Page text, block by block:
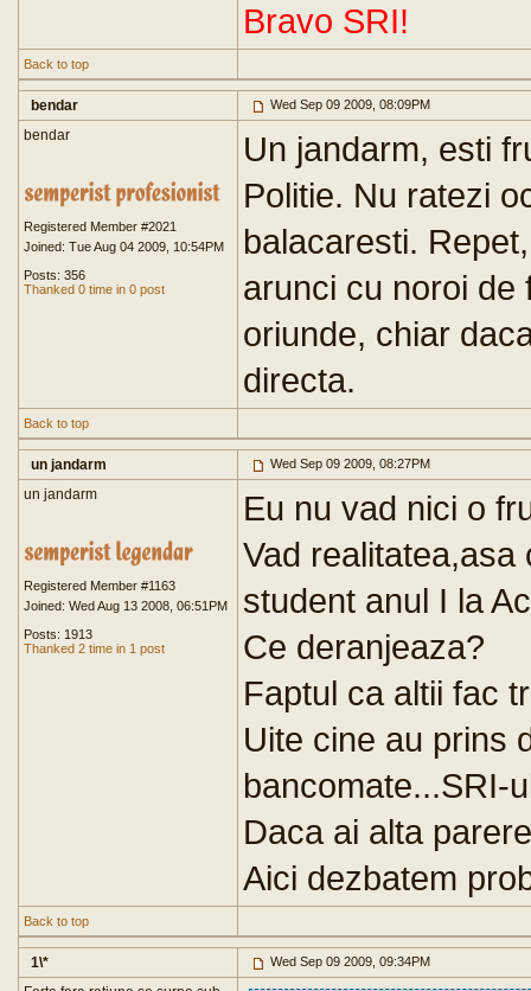
Bravo SRI!
Back to top
bendar Wed Sep 09 2009, 08:09PM
bendar
Registered Member #2021
Joined: Tue Aug 04 2009, 10:54PM
Posts: 356
Thanked 0 time in 0 post
Un jandarm, esti
Politie. Nu ratezi
balacaresti.
arunci cu noroi de
oriunde, chiar
directa.
Back to top
un jandarm Wed Sep 09 2009, 08:27PM
un jandarm
Registered Member #1163
Joined: Wed Aug 13 2008, 06:51PM
Posts: 1913
Thanked 2 time in 1 post
Eu nu vad nici o
Vad
student anul I la
Ce deranjeaza?
Faptul ca altii fac
Uite cine au prins
bancomate...SRI-
Daca ai alta
Aici dezbatem
Back to top
1\* Wed Sep 09 2009, 09:34PM